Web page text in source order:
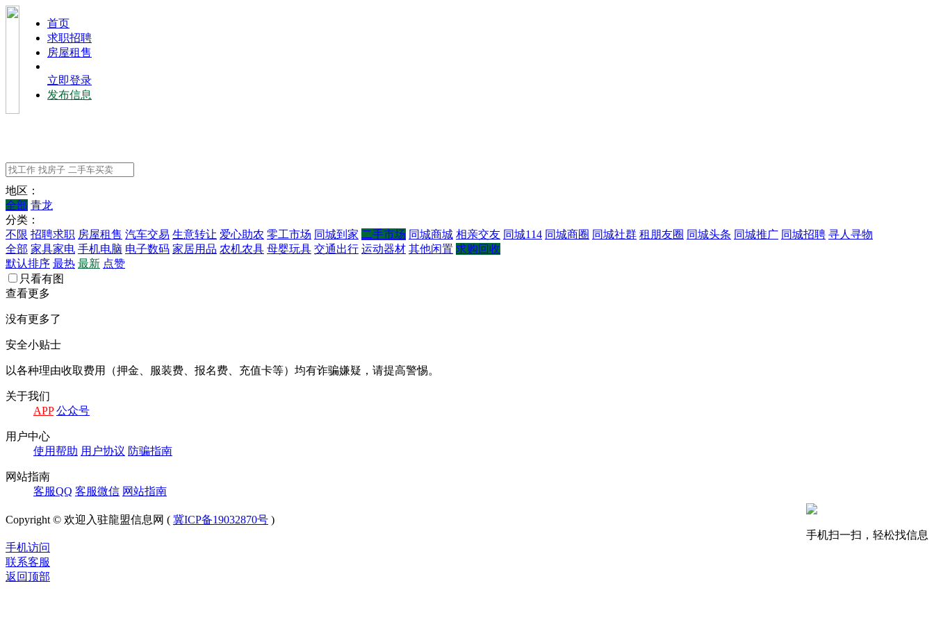
⾸⻚
求职招聘
房屋租售
立即登录
发布信息
地区：
全部 青龙
分类：
不限 招聘求职 房屋租售 汽车交易 生意转让 爱心助农 零工市场 同城到家 二手市场 同城商城 相亲交友 同城114 同城商圈 同城社群 租朋友圈 同城头条 同城推广 同城招聘 寻人寻物
全部 家具家电 手机电脑 电子数码 家居用品 农机农具 母婴玩具 交通出行 运动器材 其他闲置 求购回收
默认排序 最热 最新 点赞
只看有图
查看更多
没有更多了
安全小贴士
以各种理由收取费⽤（押⾦、服装费、报名费、充值卡等）均有诈骗嫌疑，请提⾼警惕。
关于我们
APP 公众号
⽤户中⼼
使⽤帮助 ⽤户协议 防骗指南
⽹站指南
客服QQ 客服微信 ⽹站指南
手机扫一扫，轻松找信息
Copyright © 欢迎入驻龍盟信息网 ( 冀ICP备19032870号 )
手机访问
联系客服
返回顶部